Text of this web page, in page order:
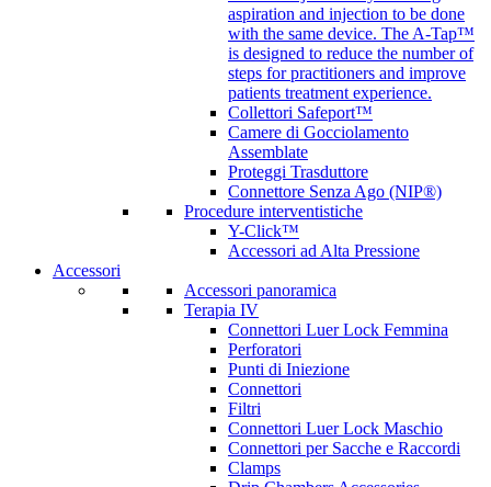
aspiration and injection to be done
with the same device. The A-Tap™
is designed to reduce the number of
steps for practitioners and improve
patients treatment experience.
Collettori Safeport™
Camere di Gocciolamento
Assemblate
Proteggi Trasduttore
Connettore Senza Ago (NIP®)
Procedure interventistiche
Y-Click™
Accessori ad Alta Pressione
Accessori
Accessori panoramica
Terapia IV
Connettori Luer Lock Femmina
Perforatori
Punti di Iniezione
Connettori
Filtri
Connettori Luer Lock Maschio
Connettori per Sacche e Raccordi
Clamps